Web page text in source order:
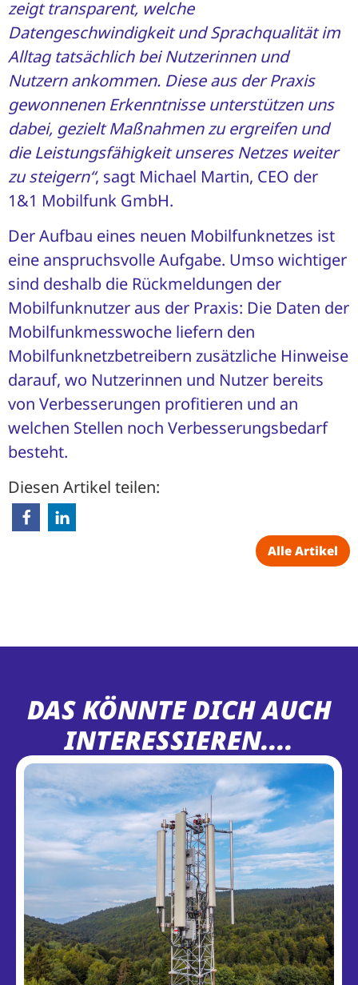
zeigt transparent, welche
Datengeschwindigkeit und Sprachqualität im
Alltag tatsächlich bei Nutzerinnen und
Nutzern ankommen. Diese aus der Praxis
gewonnenen Erkenntnisse unterstützen uns
dabei, gezielt Maßnahmen zu ergreifen und
die Leistungsfähigkeit unseres Netzes weiter
zu steigern“, sagt Michael Martin, CEO der
1&1 Mobilfunk GmbH.
Der Aufbau eines neuen Mobilfunknetzes ist
eine anspruchsvolle Aufgabe. Umso wichtiger
sind deshalb die Rückmeldungen der
Mobilfunknutzer aus der Praxis: Die Daten der
Mobilfunkmesswoche liefern den
Mobilfunknetzbetreibern zusätzliche Hinweise
darauf, wo Nutzerinnen und Nutzer bereits
von Verbesserungen profitieren und an
welchen Stellen noch Verbesserungsbedarf
besteht.
Diesen Artikel teilen:
Alle Artikel
DAS KÖNNTE DICH AUCH
INTERESSIEREN....